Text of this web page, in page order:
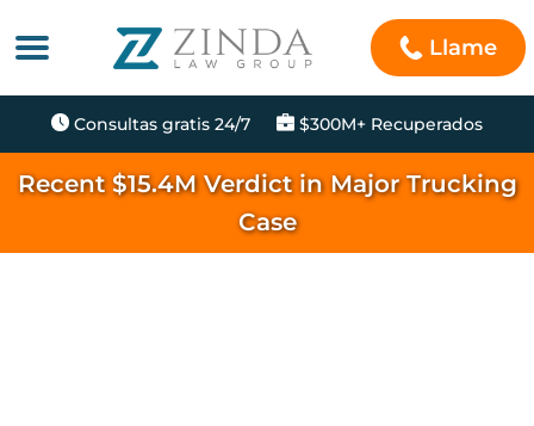
Llame
Consultas gratis 24/7 $300M+ Recuperados
Recent $15.4M Verdict in Major Trucking
Case